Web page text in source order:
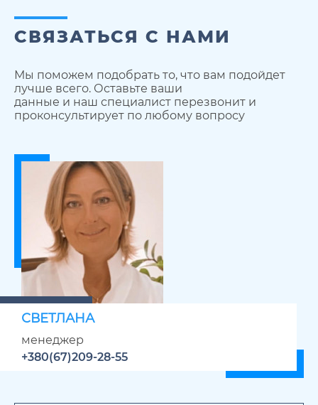
СВЯЗАТЬСЯ С НАМИ
Мы поможем подобрать то, что вам подойдет
лучше всего. Оставьте ваши
данные и наш специалист перезвонит и
проконсультирует по любому вопросу
СВЕТЛАНА
менеджер
+380(67)209-28-55